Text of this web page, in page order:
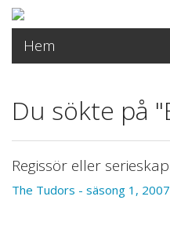
Hem
Du sökte på
Regissör eller
The Tudors - säsong 1, 2007